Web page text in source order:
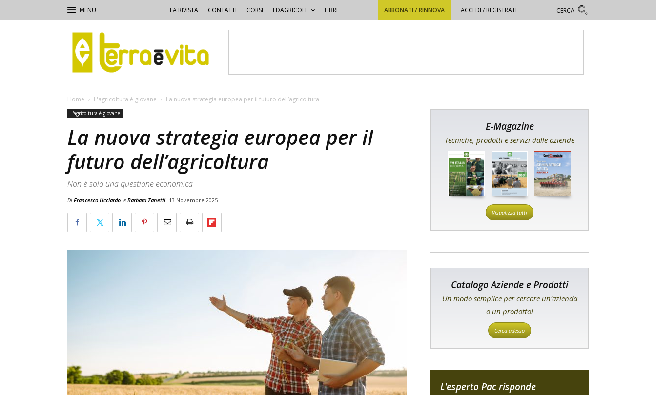
LA RIVISTA CONTATTI CORSI EDAGRICOLE LIBRI ABBONATI / RINNOVA ACCEDI / REGISTRATI
Terra
e
Vita
Home L'agricoltura è giovane La nuova strategia europea per il futuro dell’agricoltura
L'agricoltura è giovane
La nuova strategia europea per il
futuro dell’agricoltura
Non è solo una questione economica
Di Francesco Licciardo e Barbara Zanetti 13 Novembre 2025
E-Magazine
Tecniche, prodotti e servizi dalle aziende
Visualizza tutti
Catalogo Aziende e Prodotti
Un modo semplice per cercare un'azienda
o un prodotto!
Cerca adesso
L'esperto Pac risponde